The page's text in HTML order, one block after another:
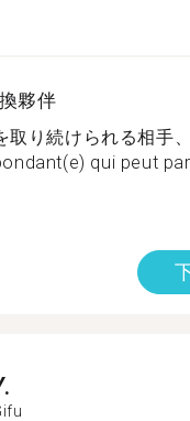
夥伴
取り続けられる相手
qui peut